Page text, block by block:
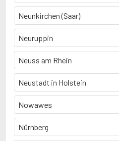
Neunkirchen (Saar)
Neuruppin
Neuss am Rhein
Neustadt in Holstein
Nowawes
Nürnberg